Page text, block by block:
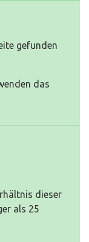
gefunden
das
dieser
als 25